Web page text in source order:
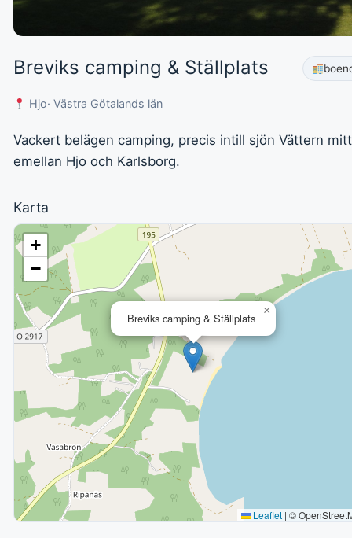
Breviks camping & Ställplats
Hjo· Västra Götalands län
Vackert belägen camping, precis intill sjön Vättern mitt
emellan Hjo och Karlsborg.
Karta
Breviks camping & Ställplats
×
+
−
Leaflet | ©